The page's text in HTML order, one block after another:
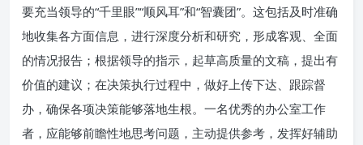
要充当领导的“千里眼”“顺风耳”和“智囊团”。这包括及时准确
地收集各方面信息，进行深度分析和研究，形成客观、全面
的情况报告；根据领导的指示，起草高质量的文稿，提出有
价值的建议；在决策执行过程中，做好上传下达、跟踪督
办，确保各项决策能够落地生根。一名优秀的办公室工作
者，应能够前瞻性地思考问题，主动提供参考，发挥好辅助